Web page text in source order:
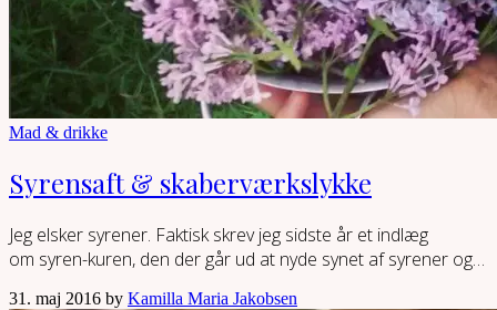
Mad & drikke
Syrensaft & skaberværkslykke
Jeg elsker syrener. Faktisk skrev jeg sidste år et indlæg
om syren-kuren, den der går ud at nyde synet af syrener og…
31. maj 2016 by Kamilla Maria Jakobsen